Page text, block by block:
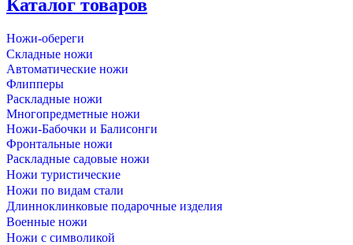
Каталог товаров
Ножи-обереги
Складные ножи
Автоматические ножи
Флипперы
Раскладные ножи
Многопредметные ножи
Ножи-Бабочки и Балисонги
Фронтальные ножи
Раскладные садовые ножи
Ножи туристические
Ножи по видам стали
Длинноклинковые подарочные изделия
Военные ножи
Ножи с символикой